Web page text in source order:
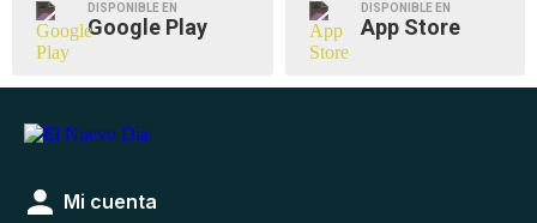
DISPONIBLE EN
Google Play
DISPONIBLE EN
App Store
Mi cuenta